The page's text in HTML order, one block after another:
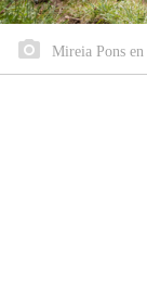
Mireia Pons